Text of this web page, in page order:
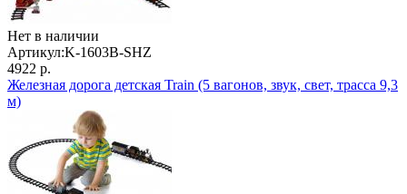
Нет в наличии
Артикул:K-1603B-SHZ
4922 р.
Железная дорога детская Train (5 вагонов, звук, свет, трасса 9,3
м)